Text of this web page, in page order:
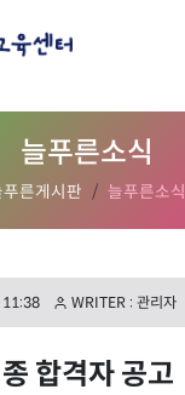
늘푸른소식
푸른게시판 늘푸른소식
11:38 WRITER : 관리자
합격자 공고